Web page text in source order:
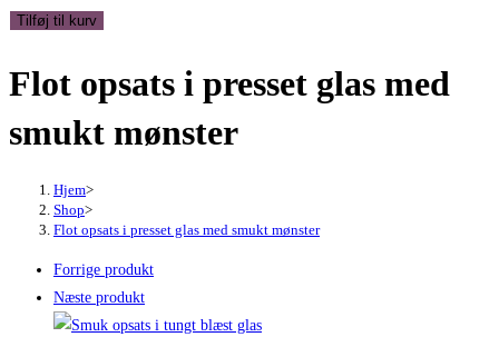
Flot
i
glas
smukt
mønster
Tilføj til kurv
Flot opsats i presset glas med
smukt mønster
Hjem>
Shop>
Flot opsats i presset glas med smukt mønster
Forrige produkt
Næste produkt